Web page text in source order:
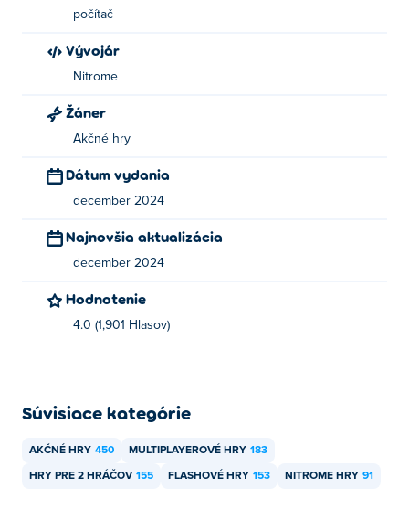
Kto vytvoril Bump Battle Royale?
Bump Battle Royale vytvoril Nitrome. Zahrajte si ich
ďalšie hry Poki:The Bucket
Ako môžem hrať Bump Battle Royale zadarmo?
Bump Battle Royale môžete hrať zadarmo na Poki.
zariadeniach a počítačoch?
Bump Battle Royale je možné hrať na počítači.
počítač
Vývojár
Nitrome
Žáner
Akčné hry
Dátum vydania
december 2024
Najnovšia aktualizácia
december 2024
Hodnotenie
4.0 (1,901 Hlasov)
Súvisiace kategórie
AKČNÉ HRY 450 MULTIPLAYEROVÉ HRY 183
HRY PRE 2 HRÁČOV 155 FLASHOVÉ HRY 153 NITROME HRY 91